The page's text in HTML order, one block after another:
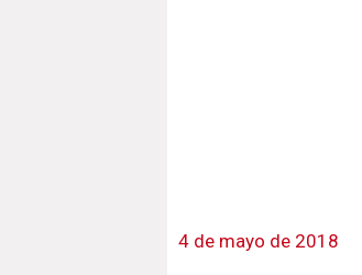
4 de mayo de 2018